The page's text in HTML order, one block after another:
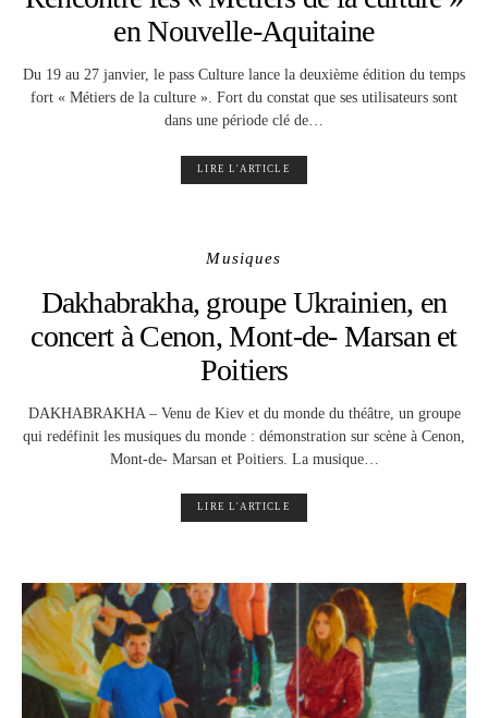
en Nouvelle-Aquitaine
Du 19 au 27 janvier, le pass Culture lance la deuxième édition du temps
fort « Métiers de la culture ». Fort du constat que ses utilisateurs sont
dans une période clé de…
LIRE L'ARTICLE
Musiques
Dakhabrakha, groupe Ukrainien, en
concert à Cenon, Mont-de- Marsan et
Poitiers
DAKHABRAKHA – Venu de Kiev et du monde du théâtre, un groupe
qui redéfinit les musiques du monde : démonstration sur scène à Cenon,
Mont-de- Marsan et Poitiers. La musique…
LIRE L'ARTICLE